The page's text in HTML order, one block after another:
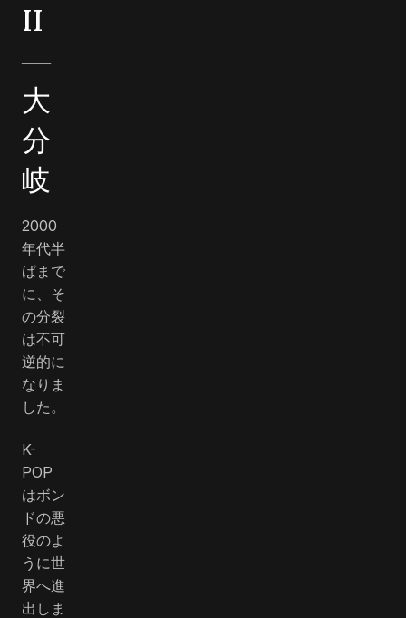
II
―
大
分
岐
2000
年代半
ばまで
に、そ
の分裂
は不可
逆的に
なりま
した。
K-
POP
はボン
ドの悪
役のよ
うに世
界へ進
出しま